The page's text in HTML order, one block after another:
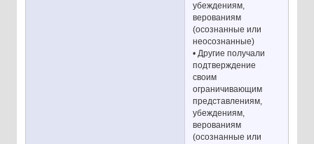
убеждениям,
верованиям
(осознанные или
неосознанные)
• Другие получали
подтверждение
своим
ограничивающим
представлениям,
убеждениям,
верованиям
(осознанные или